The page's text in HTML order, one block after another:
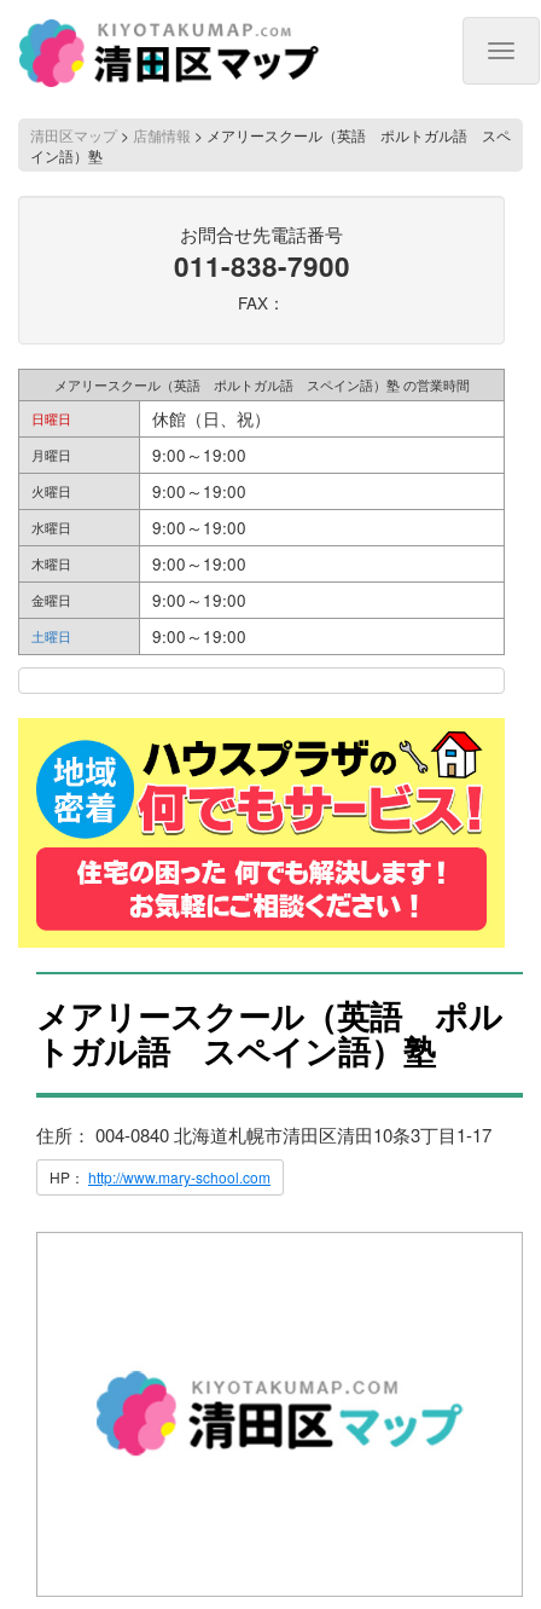
清田区マップ > 店舗情報 > メアリースクール（英語 ポルトガル語 スペ
イン語）塾
お問合せ先電話番号
011-838-7900
FAX：
メアリースクール（英語 ポルトガル語 スペイン語）塾 の営業時間
日曜日 休館（日、祝）
月曜日 9:00～19:00
火曜日 9:00～19:00
水曜日 9:00～19:00
木曜日 9:00～19:00
金曜日 9:00～19:00
土曜日 9:00～19:00
メアリースクール（英語 ポル
トガル語 スペイン語）塾
住所： 004-0840 北海道札幌市清田区清田10条3丁目1-17
HP： http://www.mary-school.com